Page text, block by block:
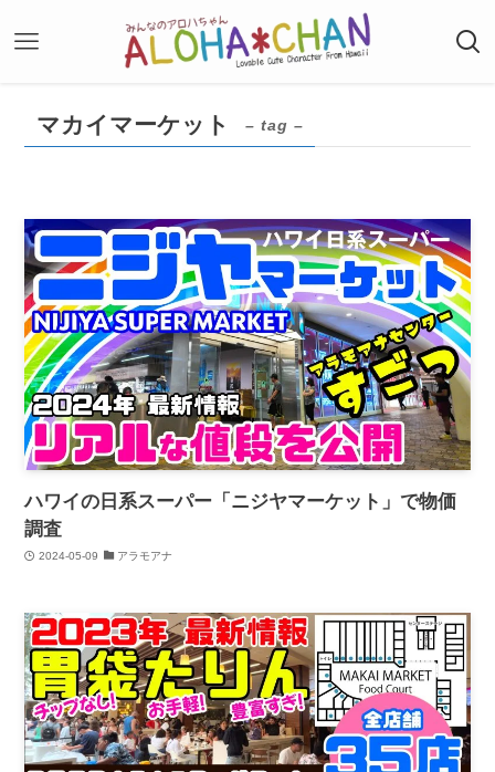
マカイマーケット – tag –
ハワイの日系スーパー「ニジヤマーケット」で物価
調査
2024-05-09 アラモアナ